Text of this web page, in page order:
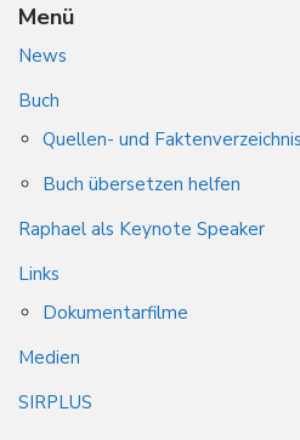
Menü
News
Buch
Quellen- und Faktenverzeichnis
Buch übersetzen helfen
Raphael als Keynote Speaker
Links
Dokumentarfilme
Medien
SIRPLUS